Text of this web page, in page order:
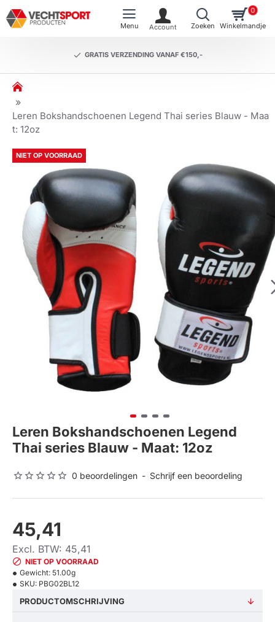
GRATIS VERZENDING VANAF €150,-
0
h
m
e
Leren Bokshandschoenen Legend Thai series Blauw - Maa
t: 12oz
NIET OP VOORRAAD
Leren Bokshandschoenen Legend
Thai series Blauw - Maat: 12oz
0 beoordelingen - Schrijf een beoordeling
45,41
Excl. BTW: 45,41
NIET OP VOORRAAD
Gewicht: 51.00g
SKU: PBG02BL12
PRODUCTOMSCHRIJVING